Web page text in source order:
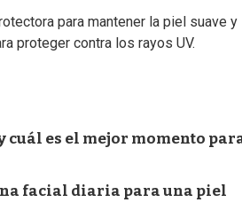
para mantener la piel suave y
proteger contra los rayos UV.
es el mejor momento
facial diaria para una piel